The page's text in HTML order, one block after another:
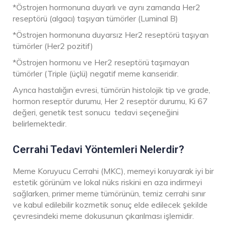
*Östrojen hormonuna duyarlı ve aynı zamanda Her2
reseptörü (algacı) taşıyan tümörler (Luminal B)
*Östrojen hormonuna duyarsız Her2 reseptörü taşıyan
tümörler (Her2 pozitif)
*Östrojen hormonu ve Her2 reseptörü taşımayan
tümörler (Triple (üçlü) negatif meme kanseridir.
Ayrıca hastalığın evresi, tümörün histolojik tip ve grade,
hormon reseptör durumu, Her 2 reseptör durumu, Ki 67
değeri, genetik test sonucu tedavi seçeneğini
belirlemektedir.
Cerrahi Tedavi Yöntemleri Nelerdir?
Meme Koruyucu Cerrahi (MKC), memeyi koruyarak iyi bir
estetik görünüm ve lokal nüks riskini en aza indirmeyi
sağlarken, primer meme tümörünün, temiz cerrahi sınır
ve kabul edilebilir kozmetik sonuç elde edilecek şekilde
çevresindeki meme dokusunun çıkarılması işlemidir.